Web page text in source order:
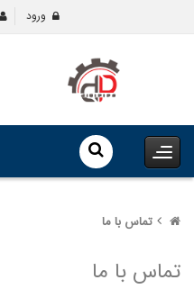
ورود
تماس با ما
تماس با ما